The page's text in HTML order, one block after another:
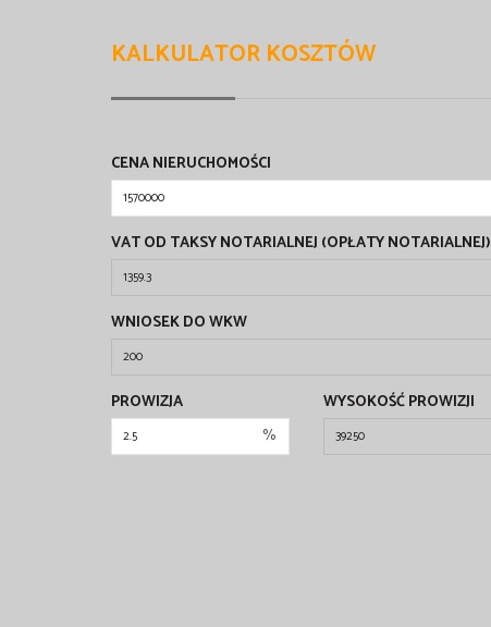
KALKULATOR KOSZTÓW
CENA NIERUCHOMOŚCI
VAT OD TAKSY NOTARIALNEJ (OPŁATY NOTARIALNEJ)
WNIOSEK DO WKW
PROWIZJA
%
WYSOKOŚĆ PROWIZJI